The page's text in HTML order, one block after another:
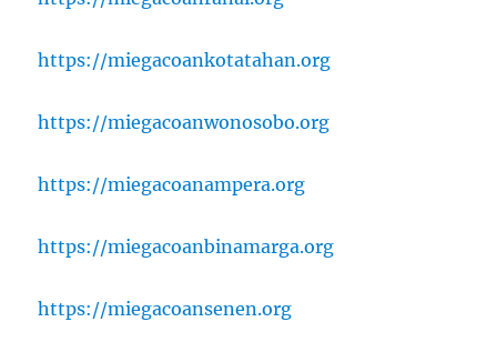
https://miegacoankotatahan.org
https://miegacoanwonosobo.org
https://miegacoanampera.org
https://miegacoanbinamarga.org
https://miegacoansenen.org